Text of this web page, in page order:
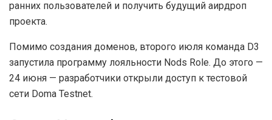
ранних пользователей и получить будущий аирдроп
проекта.
Помимо создания доменов, второго июля команда D3
запустила программу лояльности Nods Role. До этого —
24 июня — разработчики открыли доступ к тестовой
сети Doma Testnet.